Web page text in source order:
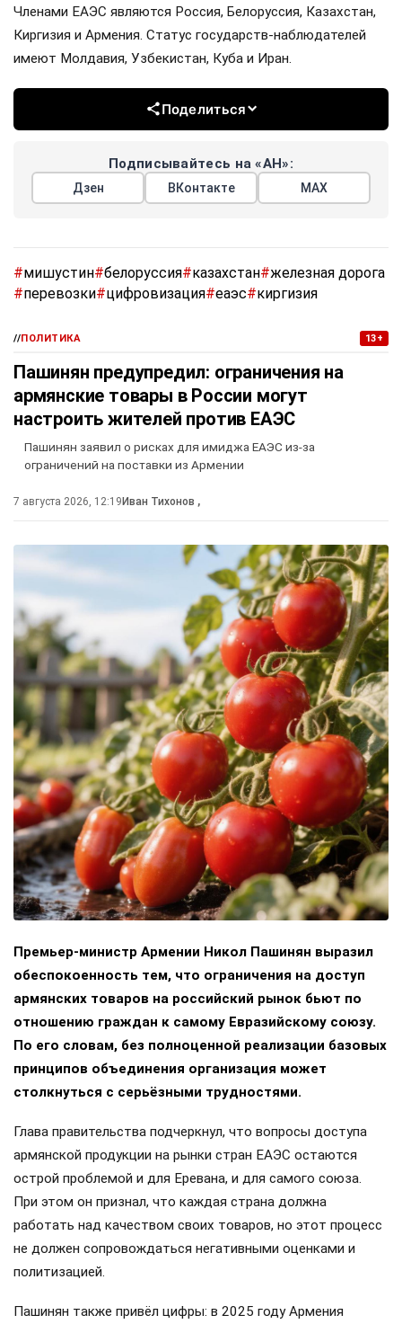
Членами ЕАЭС являются Россия, Белоруссия, Казахстан,
Киргизия и Армения. Статус государств-наблюдателей
имеют Молдавия, Узбекистан, Куба и Иран.
Поделиться
Подписывайтесь на «АН»:
Дзен ВКонтакте МАХ
#мишустин#белоруссия#казахстан#железная дорога
#перевозки#цифровизация#еаэс#киргизия
//ПОЛИТИКА 13+
Пашинян предупредил: ограничения на
армянские товары в России могут
настроить жителей против ЕАЭС
Пашинян заявил о рисках для имиджа ЕАЭС из-за
ограничений на поставки из Армении
7 августа 2026, 12:19Иван Тихонов ,
Премьер-министр Армении Никол Пашинян выразил
обеспокоенность тем, что ограничения на доступ
армянских товаров на российский рынок бьют по
отношению граждан к самому Евразийскому союзу.
По его словам, без полноценной реализации базовых
принципов объединения организация может
столкнуться с серьёзными трудностями.
Глава правительства подчеркнул, что вопросы доступа
армянской продукции на рынки стран ЕАЭС остаются
острой проблемой и для Еревана, и для самого союза.
При этом он признал, что каждая страна должна
работать над качеством своих товаров, но этот процесс
не должен сопровождаться негативными оценками и
политизацией.
Пашинян также привёл цифры: в 2025 году Армения